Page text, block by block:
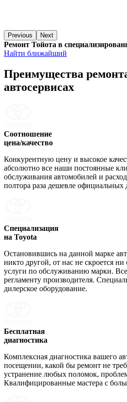
Previous Next
Ремонт Тойота в
Найти ближайший
Преимущества
автосервисах
Соотношение
цена/качество
Конкурентную цену и высокое
абсолютно все наши постоянные
обслуживания автомобилей и
полтора раза дешевле официальных
Специализация
на Toyota
Остановившись на данной марке
никто другой, от нас не скроется
услуги по обслуживанию марки.
регламенту производителя.
дилерское оборудование.
Бесплатная
диагностика
Комплексная диагностика вашего
посещении, какой бы ремонт не
устранение любых поломок,
Квалифицированные мастера с